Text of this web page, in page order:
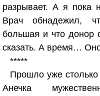
разрывает. А я пока
Врач обнадежил,
большая и что донор
сказать. А время…
*****
Прошло уже столько
Анечка